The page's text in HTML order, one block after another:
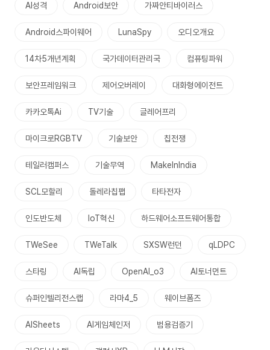
AI성격 Android보안 가짜안티바이러스
Android스파이웨어 LunaSpy 오디오개요
14차5개년계획 국가데이터관리국 컴퓨팅파워
보안프레임워크 제어오버레이 대화형에이전트
카카오톡Ai TV기술 글레어프리
마이크로RGBTV 기술보안 칩전쟁
테일러캠퍼스 기술무역 MakeInIndia
SCL모할리 돌레라칩팹 타타전자
인도반도체 IoT혁신 하드웨어소프트웨어통합
TWeSee TWeTalk SXSW런던 qLDPC
스타링 AI독립 OpenAI_o3 AI토너먼트
슈퍼인텔리전스랩 라마4_5 웨이브폼즈
AISheets AI게임체인저 범용검증기